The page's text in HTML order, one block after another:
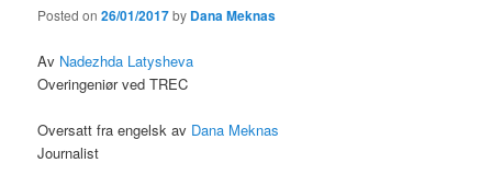
Posted on26/01/2017by Dana Meknas
Av Nadezhda Latysheva
Overingeniør ved TREC
Oversatt fra engelsk av Dana Meknas
Journalist